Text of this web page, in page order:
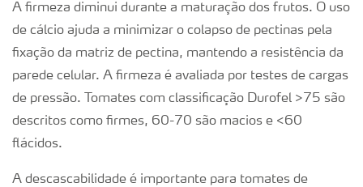
A firmeza diminui durante a maturação dos frutos. O uso
de cálcio ajuda a minimizar o colapso de pectinas pela
fixação da matriz de pectina, mantendo a resistência da
parede celular. A firmeza é avaliada por testes de cargas
de pressão. Tomates com classificação Durofel >75 são
descritos como firmes, 60-70 são macios e <60
flácidos.
A descascabilidade é importante para tomates de